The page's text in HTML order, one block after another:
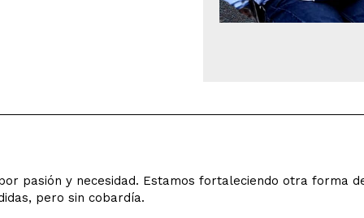
pasión y necesidad. Estamos fortaleciendo otra forma
pero sin cobardía.